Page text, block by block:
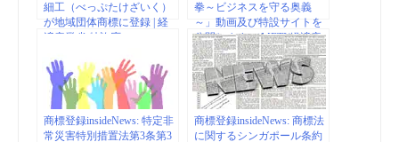
細工（べっぷたけざいく）
が地域団体商標に登録 | 経
済産業省 特許庁
拳～ビジネスを守る奥義
～」動画及び特設サイトを
公開します （METI/経済産
業省）
商標登録insideNews: 特定非
常災害特別措置法第3条第3
商標登録insideNews: 商標法
に関するシンガポール条約